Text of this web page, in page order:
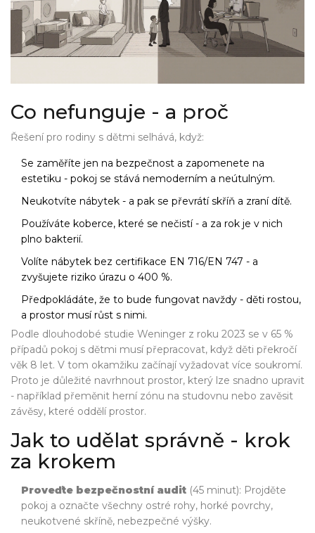
Co nefunguje - a proč
Řešení pro rodiny s dětmi selhává, když:
Se zaměříte jen na bezpečnost a zapomenete na
estetiku - pokoj se stává nemoderním a neútulným.
Neukotvíte nábytek - a pak se převrátí skříň a zraní dítě.
Používáte koberce, které se nečistí - a za rok je v nich
plno bakterií.
Volíte nábytek bez certifikace EN 716/EN 747 - a
zvyšujete riziko úrazu o 400 %.
Předpokládáte, že to bude fungovat navždy - děti rostou,
a prostor musí růst s nimi.
Podle dlouhodobé studie Weninger z roku 2023 se v 65 %
případů pokoj s dětmi musí přepracovat, když děti překročí
věk 8 let. V tom okamžiku začínají vyžadovat více soukromí.
Proto je důležité navrhnout prostor, který lze snadno upravit
- například přeměnit herní zónu na studovnu nebo zavěsit
závěsy, které oddělí prostor.
Jak to udělat správně - krok
za krokem
Proveďte bezpečnostní audit (45 minut): Projděte
pokoj a označte všechny ostré rohy, horké povrchy,
neukotvené skříně, nebezpečné výšky.